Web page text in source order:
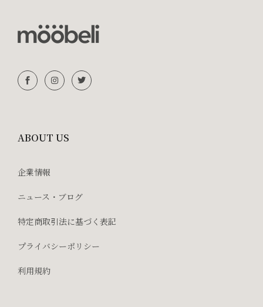
ABOUT US
企業情報
ニュース・ブログ
特定商取引法に基づく表記
プライバシーポリシー
利用規約